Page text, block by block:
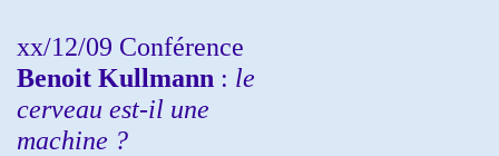
xx/12/09 Conférence
Benoit Kullmann : le
cerveau est-il une
machine ?